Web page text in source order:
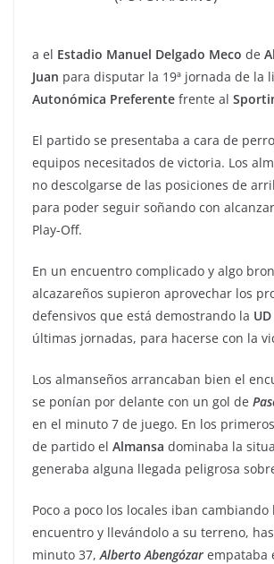
a el Estadio Manuel Delgado Meco de
Juan para disputar la 19ª jornada de la
Autonómica Preferente frente al
El partido se presentaba a cara de
equipos necesitados de victoria. Los
no descolgarse de las posiciones de
para poder seguir soñando con
Play-Off.
En un encuentro complicado y algo
alcazareños supieron aprovechar los
defensivos que está demostrando la UD
últimas jornadas, para hacerse con la
Los almanseños arrancaban bien el
se ponían por delante con un gol de
en el minuto 7 de juego. En los
de partido el Almansa dominaba la
generaba alguna llegada peligrosa
Poco a poco los locales iban
encuentro y llevándolo a su terreno,
minuto 37,Alberto Abengózar empataba